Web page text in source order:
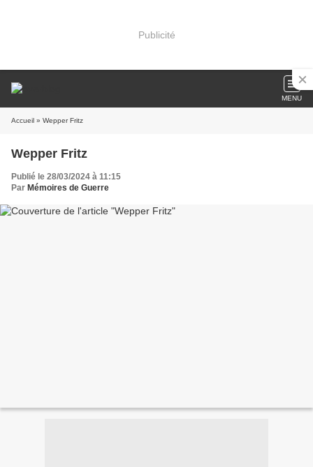
Publicité
MENU
Accueil » Wepper Fritz
Wepper Fritz
Publié le 28/03/2024 à 11:15
Par Mémoires de Guerre